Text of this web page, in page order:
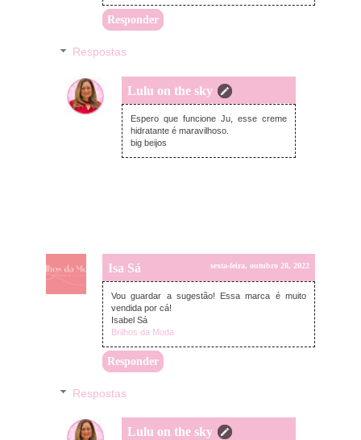
Responder
Respostas
Lulu on the sky
domingo, outubro 30, 2022
Espero que funcione Ju, esse creme
hidratante é maravilhoso.
big beijos
Isa Sá sexta-feira, outubro 28, 2022
Vou guardar a sugestão! Essa marca é muito
vendida por cá!
Isabel Sá
Brilhos da Moda
Responder
Respostas
Lulu on the sky